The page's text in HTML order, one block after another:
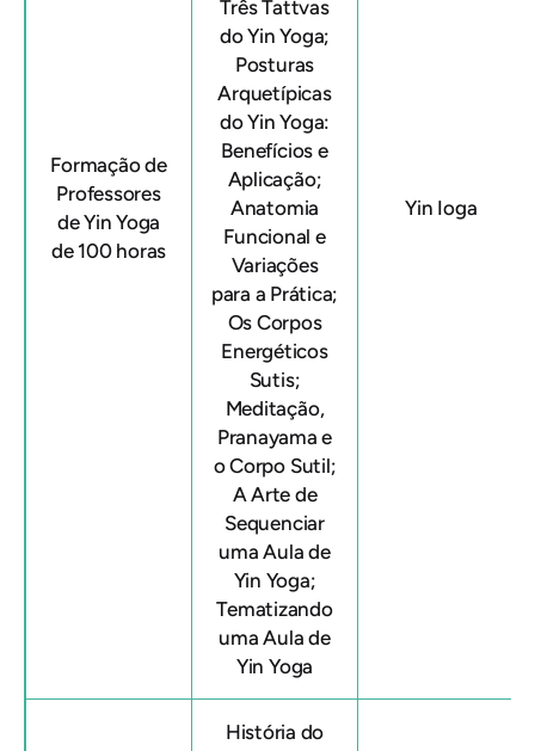
Formação de
Professores
de Yin Yoga
de 100 horas
Três Tattvas
do Yin Yoga;
Posturas
Arquetípicas
do Yin Yoga:
Benefícios e
Aplicação;
Anatomia
Funcional e
Variações
para a Prática;
Os Corpos
Energéticos
Sutis;
Meditação,
Pranayama e
o Corpo Sutil;
A Arte de
Sequenciar
uma Aula de
Yin Yoga;
Tematizando
uma Aula de
Yin Yoga
Yin Ioga
História do